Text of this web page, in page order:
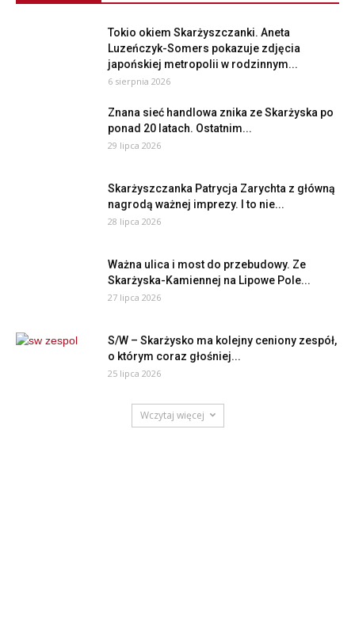
Tokio okiem Skarżyszczanki. Aneta
Luzeńczyk-Somers pokazuje zdjęcia
japońskiej metropolii w rodzinnym...
6 sierpnia 2026
Znana sieć handlowa znika ze Skarżyska po
ponad 20 latach. Ostatnim...
29 lipca 2026
Skarżyszczanka Patrycja Zarychta z główną
nagrodą ważnej imprezy. I to nie...
28 lipca 2026
Ważna ulica i most do przebudowy. Ze
Skarżyska-Kamiennej na Lipowe Pole...
27 lipca 2026
S/W – Skarżysko ma kolejny ceniony zespół,
o którym coraz głośniej...
25 lipca 2026
Wczytaj więcej